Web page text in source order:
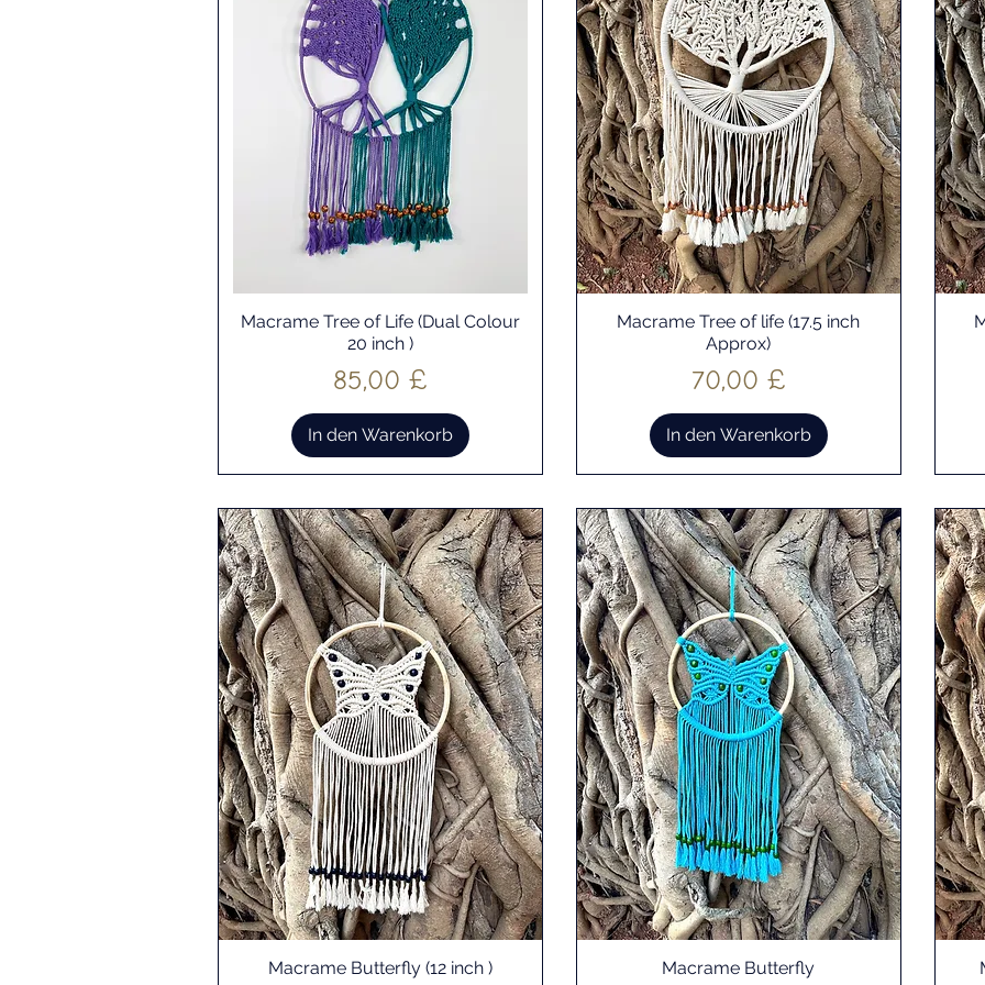
Schnellansicht
Macrame Tree of Life (Dual Colour
20 inch )
Preis
85,00 £
In den Warenkorb
Schnellansicht
Macrame Tree of life (17.5 inch
Approx)
Preis
70,00 £
In den Warenkorb
Schnellansicht
Macrame Butterfly (12 inch ) Schnellansicht
Macrame Butterfly